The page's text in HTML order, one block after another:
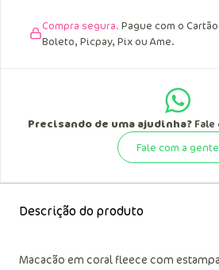
Compra segura. Pague com o
Boleto, Picpay, Pix ou Ame.
Precisando de uma ajudinha?Fale
Fale com a gente
Descrição do produto
Macacão em coral fleece com